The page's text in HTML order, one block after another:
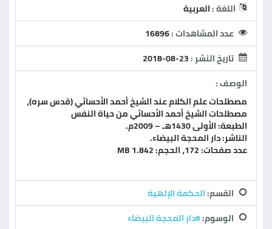
اللغة :العربية
عدد المشاهدات :16896
تاريخ النشر :2018-08-23
الوصف :
مصطلحات علم الكلام عند الشيخ أحمد الأحسائي (قدس سره)،
مصطلحات الشيخ أحمد الأحسائي من حياة النفس
الطبعة: الأولى 1430هـ – 2009م.
الناشر: دار المحجة البيضاء.
عدد صفحات: 172، الحجم: 1.842 MB
القسم:الحكمة الإلهية
الوسوم:#دار المحجة البيضاء